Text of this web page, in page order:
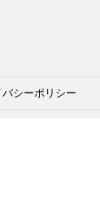
バシーポリシー